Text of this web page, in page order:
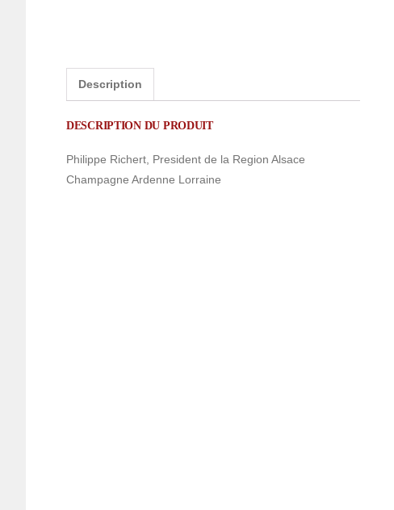
Description
DESCRIPTION DU PRODUIT
Philippe Richert, President de la Region Alsace
Champagne Ardenne Lorraine